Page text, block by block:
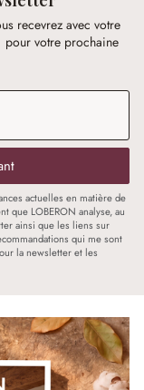
recevrez avec votre
pour votre prochaine
actuelles en matière de
que LOBERON analyse, au
ainsi que les liens sur
qui me sont
la newsletter et les